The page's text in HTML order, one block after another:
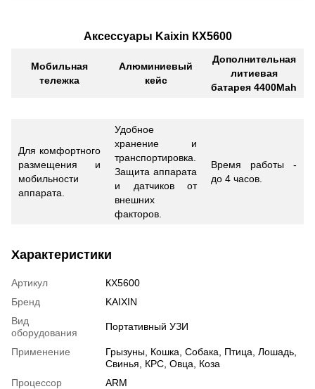
Аксессуары Kaixin КХ5600
Мобильная
тележка
Алюминиевый
кейс
Дополнительная
литиевая
батарея 4400Mah
Для комфортного
размещения и
мобильности
аппарата.
Удобное
хранение и
транспортировка.
Защита аппарата
и датчиков от
внешних
факторов.
Время работы -
до 4 часов.
Характеристики
Артикул
КХ5600
Бренд
KAIXIN
Вид
оборудования
Портативный УЗИ
Применение
Грызуны, Кошка, Собака, Птица, Лошадь,
Свинья, КРС, Овца, Коза
Процессор
ARM